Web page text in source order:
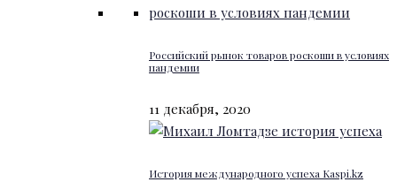
Российский рынок товаров роскоши в условиях
пандемии
11 декабря, 2020
История международного успеха Kaspi.kz